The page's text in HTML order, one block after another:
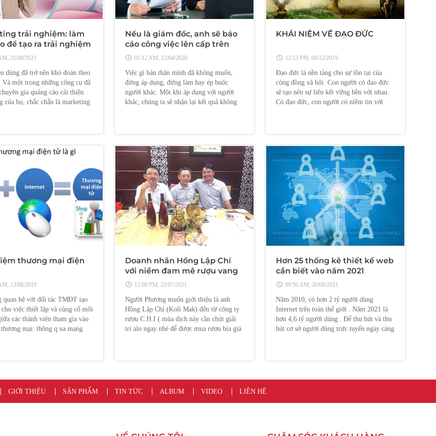
nguyentanvu.com!
trải nghiệm: làm
để tạo ra trải nghiệm
mà không cần tiếp
31/08/2021
dùng đã trở nên khó đoán theo
Và một trong những công cụ đã
gia quảng cáo cải thiện
của họ, chắc chắn là marketing
Nếu là giám đốc, anh sẽ báo
cáo công việc lên cấp trên
thế nào?
01:12 AM, 12/04/2020
Việc gì bản thân mình đã không muốn,
đừng áp dụng, đừng làm hay ép buộc
người khác. Một khi áp dụng với người
khác, chúng ta sẽ nhận lại kết quả không
KHÁI NIỆM VỀ ĐẠO ĐỨC
12:13 PM, 08/12/2019
Đạo đức là nền tảng cho sự tồn tại của
cộng đồng xã hội. Con người có đạo đức
sẽ tạo nên sự liên kết vững bền với nhau.
Có đạo đức, con người có niềm tin với
thương mại điện
13/08/2019
quan hệ với đối tác TMĐT tạo
việc thiết lập và củng cố mối
các thành viên tham gia vào
mại: thông q ua mạng
Doanh nhân Hồng Lập Chí
với niềm đam mê rượu vang
12:08 PM, 22/07/2021
Người Phương muốn giới thiệu là anh
Hồng Lập Chí (Koli Mak) đến từ công ty
rượu C.H.I ( mùa dịch này cần chút giải
trí alo ngay nhé để được mua rượu bia giá
Hơn 25 thống kê thiết kế web
cần biết vào năm 2021
09:56 AM, 26/08/2021
Năm 2010, có hơn 2 tỷ người dùng
Internet trên toàn thế giới . Năm 2021 là
hơn 4,6 tỷ người dùng . Để thu hút và thu
hút cơ sở người dùng trực tuyến ngày càng
GIỚI THIỆU SẢN PHẨM TIN TỨC ALBUM VIDEO LIÊN HỆ